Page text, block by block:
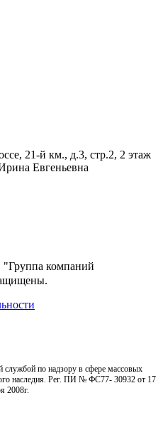
21-й км., д.3, стр.2, 2 этаж
Евгеньевна
компаний
службой по надзору в сфере массовых
наследия. Рег. ПИ № ФС77- 30932 от 17
2008г.